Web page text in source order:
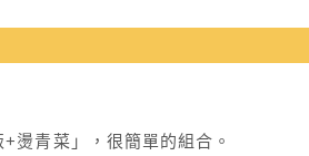
燙青菜」，很簡單的組合。